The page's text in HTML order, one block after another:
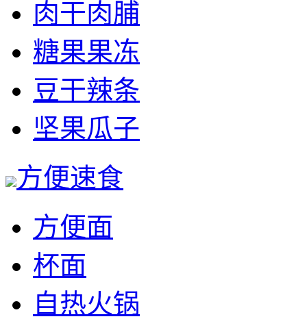
肉干肉脯
糖果果冻
豆干辣条
坚果瓜子
方便速食
方便面
杯面
自热火锅